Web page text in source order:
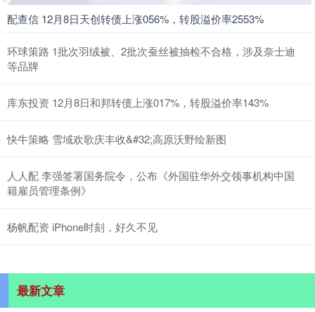
配查信 12月8日天创转债上涨056%，转股溢价率2553%
环球策路 1批次羽绒被、2批次蚕丝被抽检不合格，涉及奈士迪
等品牌
库东投资 12月8日和邦转债上涨017%，转股溢价率143%
快牛策略 雪域欢歌庆丰收&#32;高原沃野绘新图
人人配 李强签署国务院令，公布《外国驻华外交领事机构中国
籍雇员管理条例》
杨帆配资 iPhone时刻，好久不见
最新文章